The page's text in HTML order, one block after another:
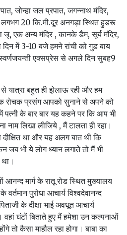
जोन्हा जल प्रपात, जगन्नाथ मंदिर,
लगभग 20 कि.मी.दूर अनगड़ा स्थित हुडरू
जू, एक अन्य मंदिर , कानके डैम, सूर्य मंदिर,
में 3-10 बजे हमने रांची को गुड बाय
एक्सप्रेस से अगले दिन सुबह9
बहुत ही झेलाऊ रही और हम
रोचक प्रसंग आपको सुनाने से अपने को
पत्नी के बार बार यह कहने पर कि आप भी
नाम लिखा लीजिये , मैं टालता ही रहा।
था और यह अलग बात थी कि
जब भी ये लोग ध्यान लगाते तो मैं भी
मार्ग के रातू रोड स्थित मुख्यालय
पुरोधा आचार्य विश्वदेवानन्द
के दीक्षा भाई अवधूत आचार्य
घंटों बिताते हुए मैं हमेशा उन कल्पनाओं
तो कैसा माहौल रहा होगा। बाबा का